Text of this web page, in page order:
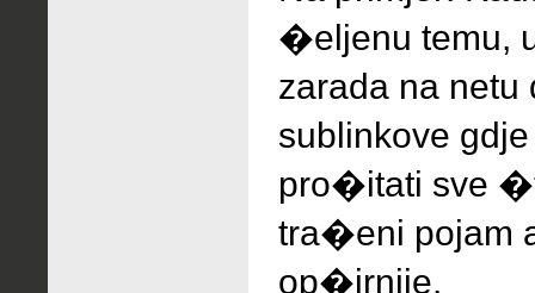
�eljenu temu,
zarada na
sublinkove
pro�itati sve
tra�eni pojam
op�irnije.